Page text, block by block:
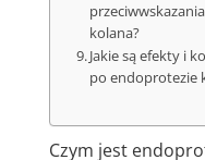
kolana?
Jakie są efekty i
po endoprotezie
Czym jest